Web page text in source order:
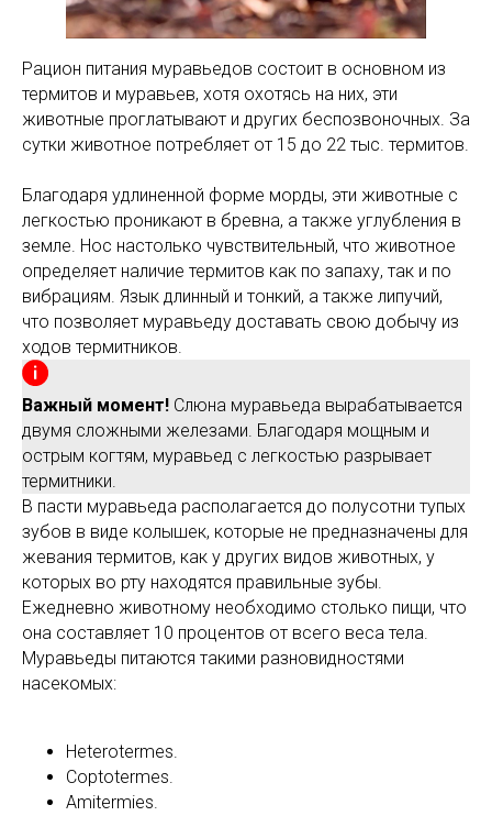
Рацион питания муравьедов состоит в основном из
термитов и муравьев, хотя охотясь на них, эти
животные проглатывают и других беспозвоночных. За
сутки животное потребляет от 15 до 22 тыс. термитов.
Благодаря удлиненной форме морды, эти животные с
легкостью проникают в бревна, а также углубления в
земле. Нос настолько чувствительный, что животное
определяет наличие термитов как по запаху, так и по
вибрациям. Язык длинный и тонкий, а также липучий,
что позволяет муравьеду доставать свою добычу из
ходов термитников.
Важный момент! Слюна муравьеда вырабатывается
двумя сложными железами. Благодаря мощным и
острым когтям, муравьед с легкостью разрывает
термитники.
В пасти муравьеда располагается до полусотни тупых
зубов в виде колышек, которые не предназначены для
жевания термитов, как у других видов животных, у
которых во рту находятся правильные зубы.
Ежедневно животному необходимо столько пищи, что
она составляет 10 процентов от всего веса тела.
Муравьеды питаются такими разновидностями
насекомых:
Heterotermes.
Coptotermes.
Amitermies.